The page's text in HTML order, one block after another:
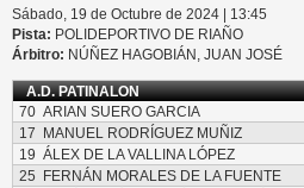
Sábado, 19 de Octubre de 2024 | 13:45
Pista: POLIDEPORTIVO DE RIAÑO
Árbitro: NÚÑEZ HAGOBIÁN, JUAN JOSÉ
A.D. PATINALON
70 ARIAN SUERO GARCIA
17
MANUEL RODRÍGUEZ MUÑIZ
19 ÁLEX DE LA VALLINA LÓPEZ
25
FERNÁN MORALES DE LA FUENTE